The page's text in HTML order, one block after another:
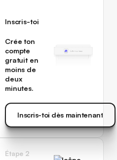
Inscris-toi
Crée ton
compte
gratuit en
moins de
deux
minutes.
Inscris-toi dès maintenant
Étape 2